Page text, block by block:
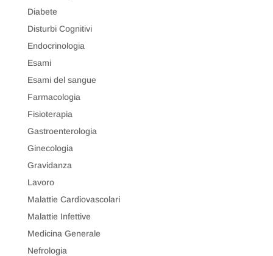
Diabete
Disturbi Cognitivi
Endocrinologia
Esami
Esami del sangue
Farmacologia
Fisioterapia
Gastroenterologia
Ginecologia
Gravidanza
Lavoro
Malattie Cardiovascolari
Malattie Infettive
Medicina Generale
Nefrologia